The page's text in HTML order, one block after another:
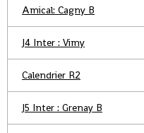
Amical: Cagny B
J4 Inter : Vimy
Calendrier R2
J5 Inter : Grenay B